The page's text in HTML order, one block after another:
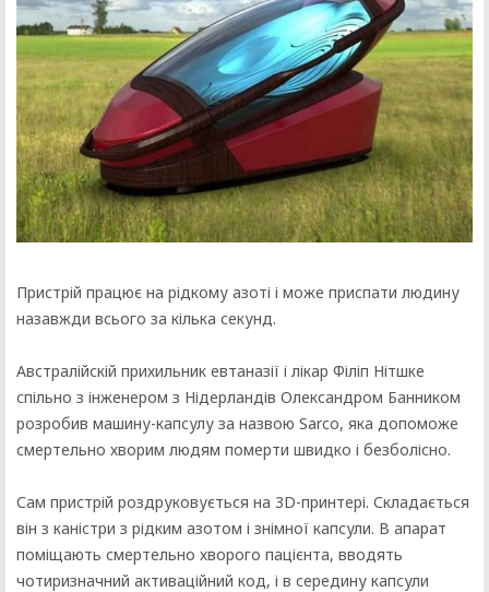
Пристрій працює на рідкому азоті і може приспати людину
назавжди всього за кілька секунд.
Австралійскій прихильник евтаназії і лікар Філіп Нітшке
спільно з інженером з Нідерландів Олександром Банником
розробив машину-капсулу за назвою Sarco, яка допоможе
смертельно хворим людям померти швидко і безболісно.
Сам пристрій роздруковується на 3D-принтері. Складається
він з каністри з рідким азотом і знімної капсули. В апарат
поміщають смертельно хворого пацієнта, вводять
чотиризначний активаційний код, і в середину капсули